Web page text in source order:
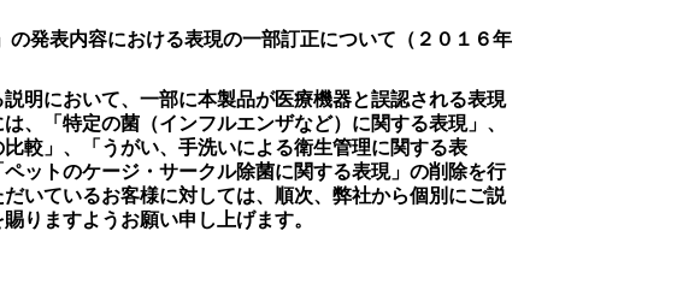
の発表内容における表現の一部訂正について（２０１６年
明において、一部に本製品が医療機器と誤認される表現
、「特定の菌（インフルエンザなど）に関する表現」、
較」、「うがい、手洗いによる衛生管理に関する表
ットのケージ・サークル除菌に関する表現」の削除を行
いているお客様に対しては、順次、弊社から個別にご説
りますようお願い申し上げます。